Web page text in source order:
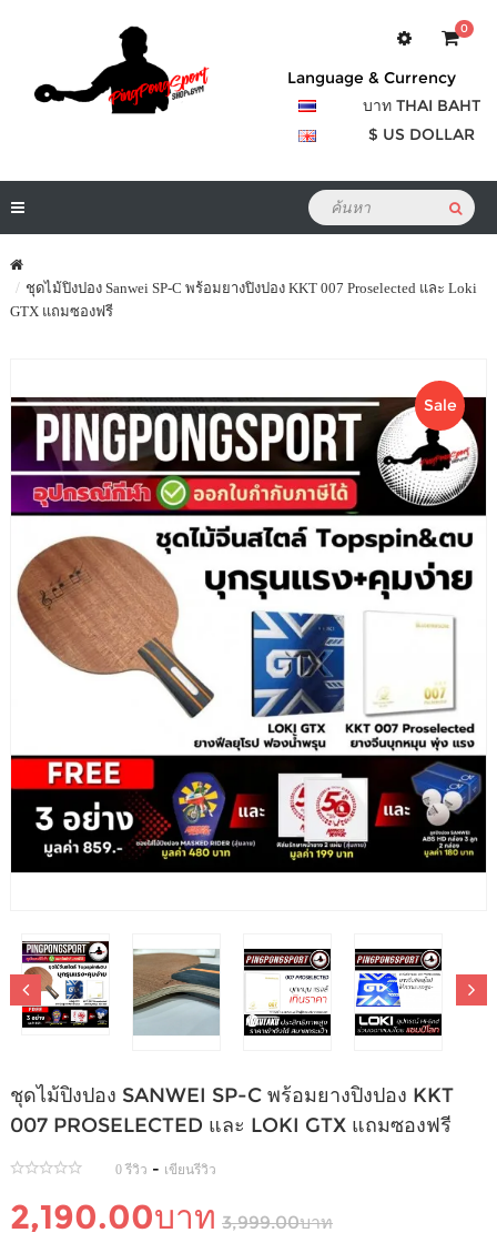
0
Language & Currency
บาท THAI BAHT
$ US DOLLAR
ชุดไม้ปิงปอง Sanwei SP-C พร้อมยางปิงปอง KKT 007 Proselected และ Loki
GTX แถมซองฟรี
Sale
ชุดไม้ปิงปอง SANWEI SP-C พร้อมยางปิงปอง KKT
007 PROSELECTED และ LOKI GTX แถมซองฟรี
0 รีวิว - เขียนรีวิว
2,190.00บาท 3,999.00บาท